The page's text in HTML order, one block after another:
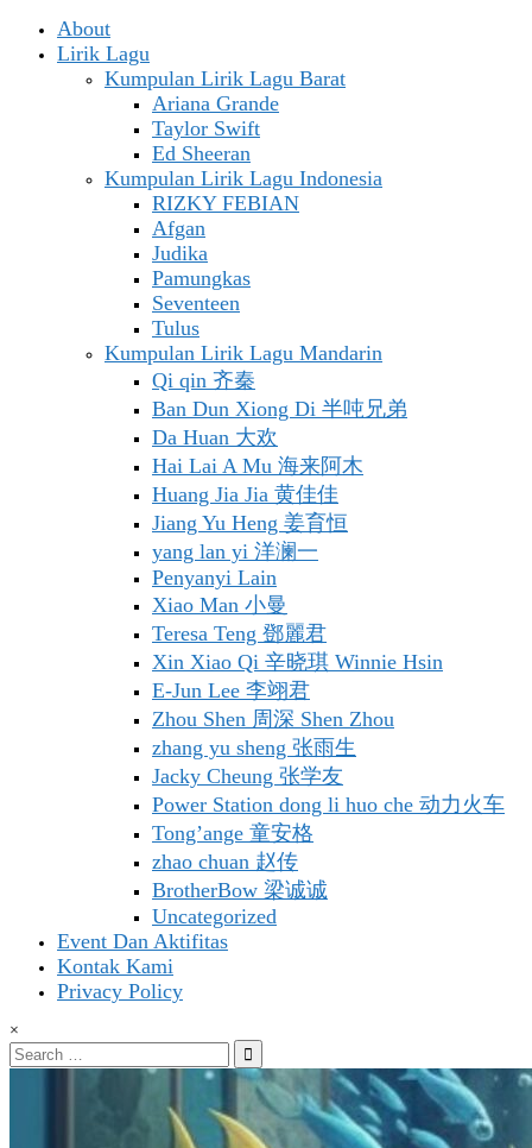
About
Lirik Lagu
Kumpulan Lirik Lagu Barat
Ariana Grande
Taylor Swift
Ed Sheeran
Kumpulan Lirik Lagu Indonesia
RIZKY FEBIAN
Afgan
Judika
Pamungkas
Seventeen
Tulus
Kumpulan Lirik Lagu Mandarin
Qi qin 齐秦
Ban Dun Xiong Di 半吨兄弟
Da Huan 大欢
Hai Lai A Mu 海来阿木
Huang Jia Jia 黄佳佳
Jiang Yu Heng 姜育恒
yang lan yi 洋澜一
Penyanyi Lain
Xiao Man 小曼
Teresa Teng 鄧麗君
Xin Xiao Qi 辛晓琪 Winnie Hsin
E-Jun Lee 李翊君
Zhou Shen 周深 Shen Zhou
zhang yu sheng 张雨生
Jacky Cheung 张学友
Power Station dong li huo che 动力火车
Tong’ange 童安格
zhao chuan 赵传
BrotherBow 梁诚诚
Uncategorized
Event Dan Aktifitas
Kontak Kami
Privacy Policy
×
Search
for: